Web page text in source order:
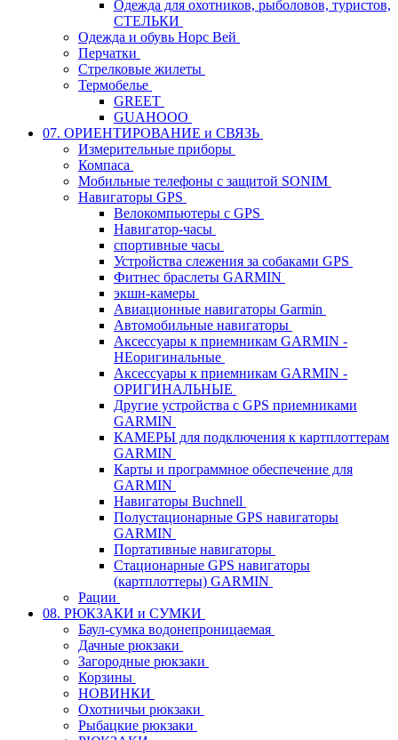
Одежда для охотников, рыболовов, туристов,
СТЕЛЬКИ
Одежда и обувь Норс Вей
Перчатки
Стрелковые жилеты
Термобелье
GREET
GUAHOOO
07. ОРИЕНТИРОВАНИЕ и СВЯЗЬ
Измерительные приборы
Компаса
Мобильные телефоны с защитой SONIM
Навигаторы GPS
Велокомпьютеры с GPS
Навигатор-часы
спортивные часы
Устройства слежения за собаками GPS
Фитнес браслеты GARMIN
экшн-камеры
Авиационные навигаторы Garmin
Автомобильные навигаторы
Аксессуары к приемникам GARMIN -
НЕоригинальные
Аксессуары к приемникам GARMIN -
ОРИГИНАЛЬНЫЕ
Другие устройства с GPS приемниками
GARMIN
КАМЕРЫ для подключения к картплоттерам
GARMIN
Карты и программное обеспечение для
GARMIN
Навигаторы Buchnell
Полустационарные GPS навигаторы
GARMIN
Портативные навигаторы
Стационарные GPS навигаторы
(картплоттеры) GARMIN
Рации
08. РЮКЗАКИ и СУМКИ
Баул-сумка водонепроницаемая
Дачные рюкзаки
Загородные рюкзаки
Корзины
НОВИНКИ
Охотничьи рюкзаки
Рыбацкие рюкзаки